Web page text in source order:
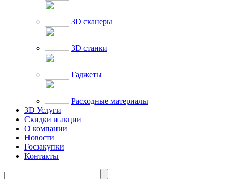
3D сканеры
3D станки
Гаджеты
Расходные материалы
3D Услуги
Скидки и акции
О компании
Новости
Госзакупки
Контакты